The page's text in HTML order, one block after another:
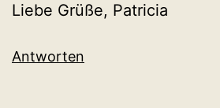
Liebe Grüße, Patricia
Antworten